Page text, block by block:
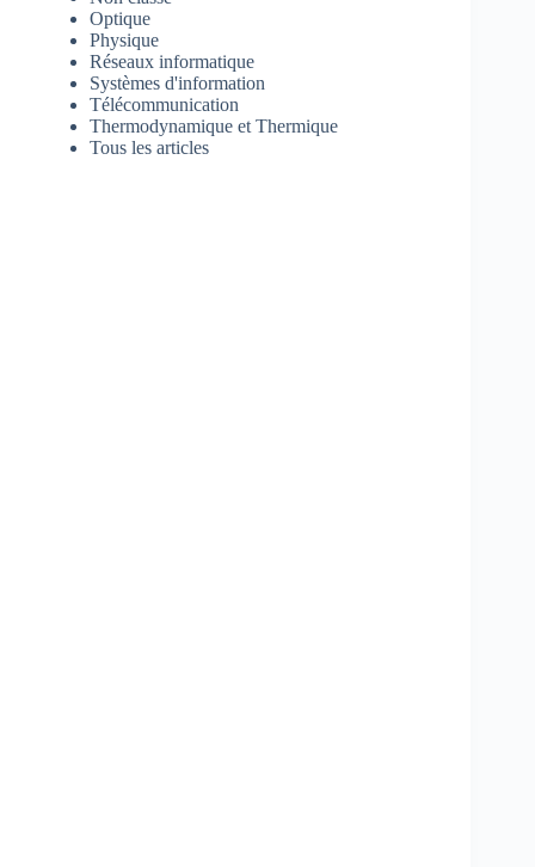
Optique
Physique
Réseaux informatique
Systèmes d'information
Télécommunication
Thermodynamique et Thermique
Tous les articles